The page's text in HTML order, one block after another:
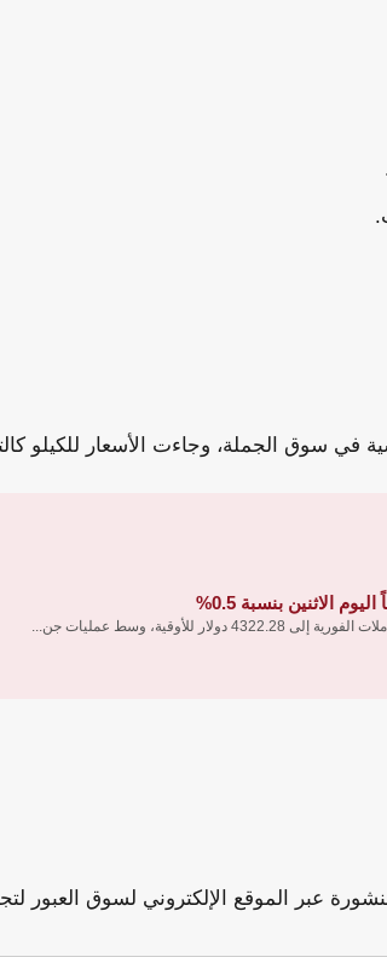
في سوق الجملة، وجاءت الأسعار للكيلو
الاثنين بنسبة 0.5%
للأوقية، وسط عمليات جن...
عبر الموقع الإلكتروني لسوق العبور